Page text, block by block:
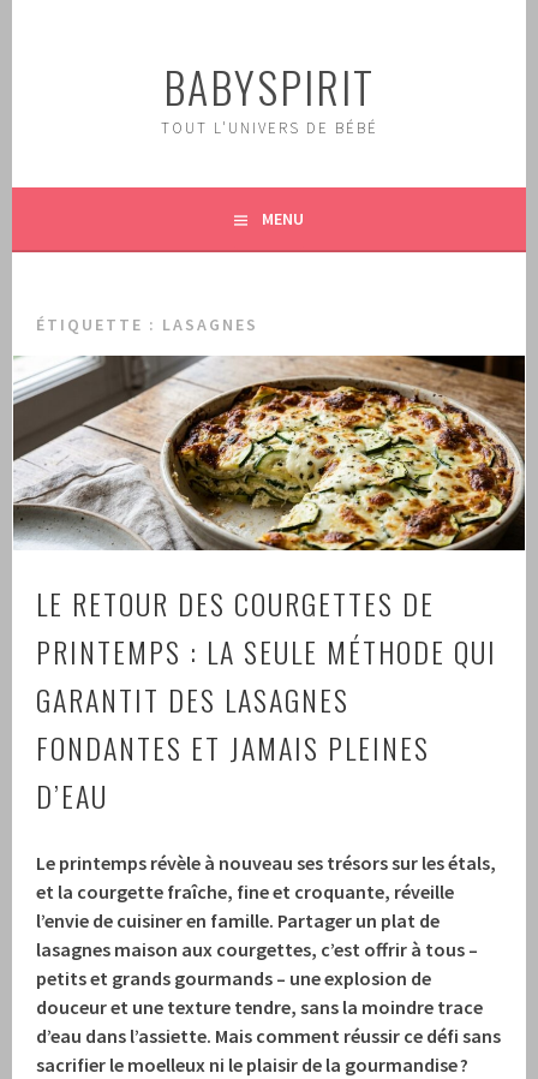
BABYSPIRIT
TOUT L'UNIVERS DE BÉBÉ
MENU
ÉTIQUETTE : LASAGNES
LE RETOUR DES COURGETTES DE
PRINTEMPS : LA SEULE MÉTHODE QUI
GARANTIT DES LASAGNES
FONDANTES ET JAMAIS PLEINES
D’EAU
Le printemps révèle à nouveau ses trésors sur les étals,
et la courgette fraîche, fine et croquante, réveille
l’envie de cuisiner en famille. Partager un plat de
lasagnes maison aux courgettes, c’est offrir à tous –
petits et grands gourmands – une explosion de
douceur et une texture tendre, sans la moindre trace
d’eau dans l’assiette. Mais comment réussir ce défi sans
sacrifier le moelleux ni le plaisir de la gourmandise ?